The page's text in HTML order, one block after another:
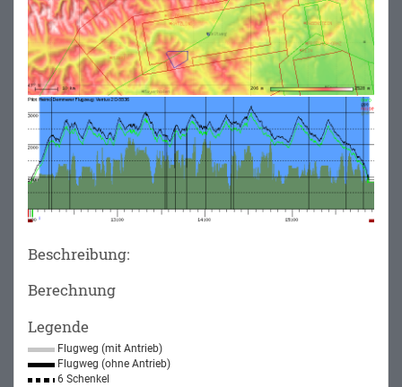
Beschreibung:
Berechnung
Legende
Flugweg (mit Antrieb)
Flugweg (ohne Antrieb)
6 Schenkel